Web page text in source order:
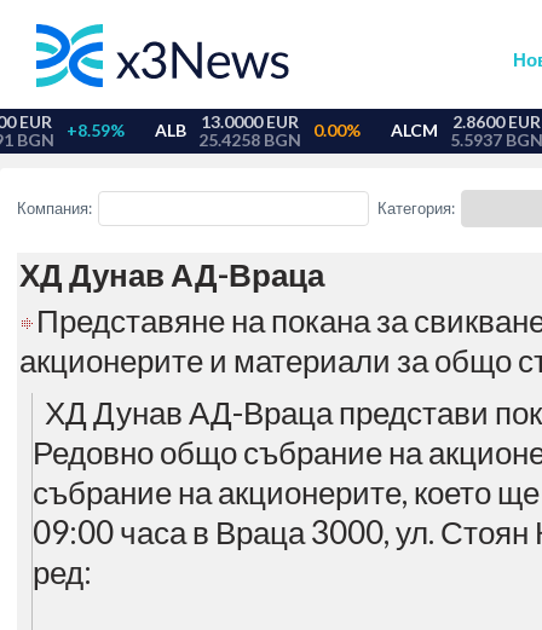
Компания: Категория:
ХД Дунав АД-Враца
Представяне на покана за
акционерите и материали за общо
ХД Дунав АД-Враца представи
Редовно общо събрание на
събрание на акционерите, което
09:00 часа в Враца 3000, ул.
ред: